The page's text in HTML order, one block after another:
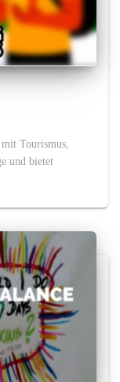
mit Tourismus,
und bietet